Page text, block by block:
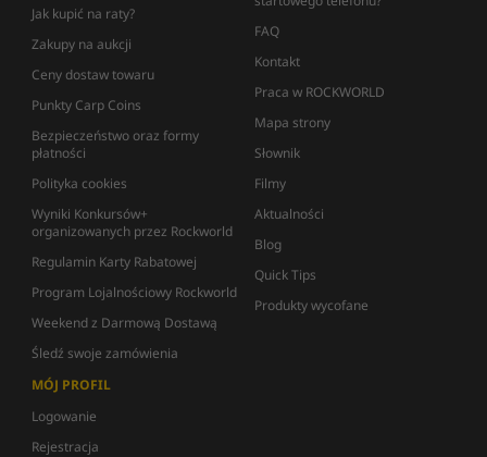
Jak kupić na raty?
Zakupy na aukcji
Ceny dostaw towaru
Punkty Carp Coins
Bezpieczeństwo oraz formy
płatności
Polityka cookies
Wyniki Konkursów+
organizowanych przez Rockworld
Regulamin Karty Rabatowej
Program Lojalnościowy Rockworld
Weekend z Darmową Dostawą
Śledź swoje zamówienia
FAQ
Kontakt
Praca w ROCKWORLD
Mapa strony
Słownik
Filmy
Aktualności
Blog
Quick Tips
Produkty wycofane
MÓJ PROFIL
Logowanie
Rejestracja